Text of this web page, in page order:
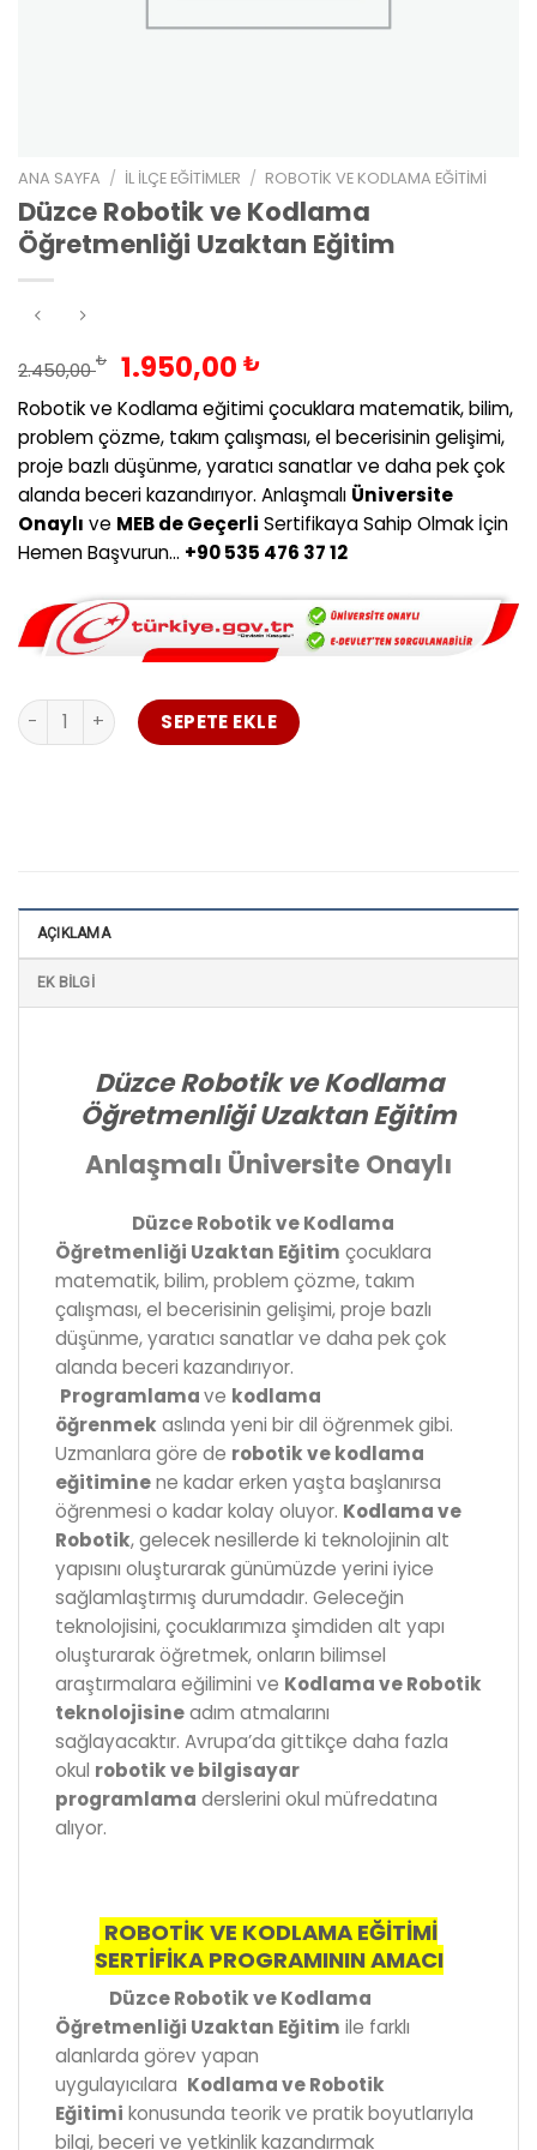
ANA SAYFA / İL İLÇE EĞITIMLER / ROBOTIK VE KODLAMA EĞITIMI
Düzce Robotik ve Kodlama
Öğretmenliği Uzaktan Eğitim
2.450,00₺ Orijinal
fiyat:
2.450,00 ₺.
1.950,00 ₺Şu
andaki
fiyat:
1.950,00 ₺.
Robotik ve Kodlama eğitimi çocuklara matematik, bilim,
problem çözme, takım çalışması, el becerisinin gelişimi,
proje bazlı düşünme, yaratıcı sanatlar ve daha pek çok
alanda beceri kazandırıyor. Anlaşmalı Üniversite
Onaylı ve MEB de Geçerli Sertifikaya Sahip Olmak İçin
Hemen Başvurun… +90 535 476 37 12
Düzce Robotik ve Kodlama Öğretmenliği Uzaktan Eğitim
SEPETE EKLE
AÇIKLAMA
EK BILGI
Düzce Robotik ve Kodlama
Öğretmenliği Uzaktan Eğitim
Anlaşmalı Üniversite Onaylı
Düzce Robotik ve Kodlama
Öğretmenliği Uzaktan Eğitim çocuklara
matematik, bilim, problem çözme, takım
çalışması, el becerisinin gelişimi, proje bazlı
düşünme, yaratıcı sanatlar ve daha pek çok
alanda beceri kazandırıyor.
Programlamave kodlama
öğrenmek aslında yeni bir dil öğrenmek gibi.
Uzmanlara göre de robotik ve kodlama
eğitiminene kadar erken yaşta başlanırsa
öğrenmesi o kadar kolay oluyor. Kodlama ve
Robotik, gelecek nesillerde ki teknolojinin alt
yapısını oluşturarak günümüzde yerini iyice
sağlamlaştırmış durumdadır. Geleceğin
teknolojisini, çocuklarımıza şimdiden alt yapı
oluşturarak öğretmek, onların bilimsel
araştırmalara eğilimini ve Kodlama ve Robotik
teknolojisineadım atmalarını
sağlayacaktır. Avrupa’da gittikçe daha fazla
okul robotik ve bilgisayar
programlama derslerini okul müfredatına
alıyor.
ROBOTİK VE KODLAMA EĞİTİMİ
SERTİFİKA PROGRAMININ AMACI
Düzce Robotik ve Kodlama
Öğretmenliği Uzaktan Eğitim ile farklı
alanlarda görev yapan
uygulayıcılara Kodlama ve Robotik
Eğitimi konusunda teorik ve pratik boyutlarıyla
bilgi, beceri ve yetkinlik kazandırmak